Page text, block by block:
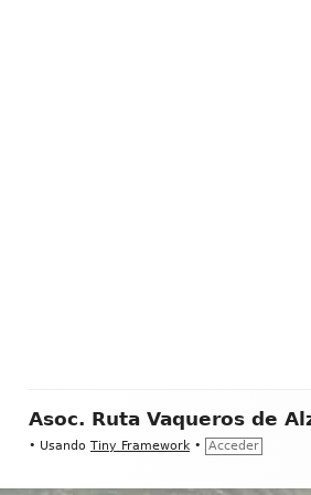
Contenido
del
Footer
Asoc. Ruta Vaqueros de
• Usando Tiny Framework • Acceder